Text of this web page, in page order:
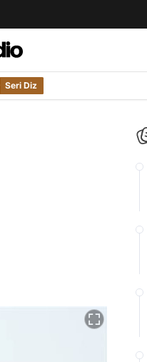
Seri Diz